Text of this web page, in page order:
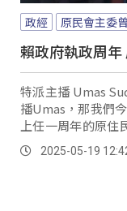
政經 原民會主委
賴政府執政周
特派主播 Umas
播Umas，那我們
上任一周年的原住
委員曾智勇、
2025-05-19